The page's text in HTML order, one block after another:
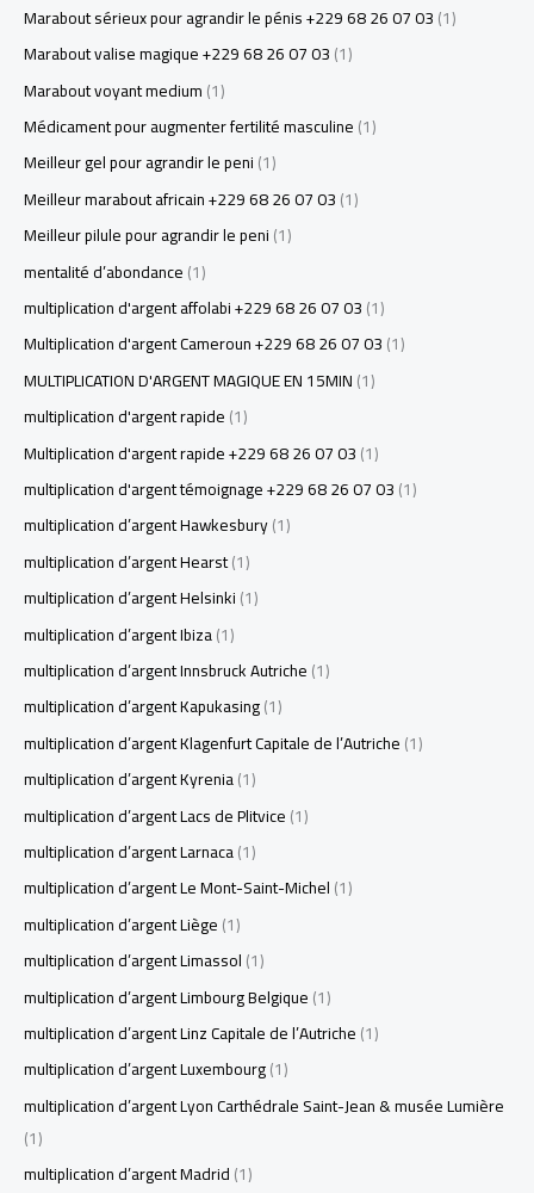
Marabout sérieux pour agrandir le pénis +229 68 26 07 03(1)
Marabout valise magique +229 68 26 07 03(1)
Marabout voyant medium(1)
Médicament pour augmenter fertilité masculine(1)
Meilleur gel pour agrandir le peni(1)
Meilleur marabout africain +229 68 26 07 03(1)
Meilleur pilule pour agrandir le peni(1)
mentalité d’abondance(1)
multiplication d'argent affolabi +229 68 26 07 03(1)
Multiplication d'argent Cameroun +229 68 26 07 03(1)
MULTIPLICATION D'ARGENT MAGIQUE EN 15MIN(1)
multiplication d'argent rapide(1)
Multiplication d'argent rapide +229 68 26 07 03(1)
multiplication d'argent témoignage +229 68 26 07 03(1)
multiplication d’argent Hawkesbury(1)
multiplication d’argent Hearst(1)
multiplication d’argent Helsinki(1)
multiplication d’argent Ibiza(1)
multiplication d’argent Innsbruck Autriche(1)
multiplication d’argent Kapukasing(1)
multiplication d’argent Klagenfurt Capitale de l’Autriche(1)
multiplication d’argent Kyrenia(1)
multiplication d’argent Lacs de Plitvice(1)
multiplication d’argent Larnaca(1)
multiplication d’argent Le Mont-Saint-Michel(1)
multiplication d’argent Liège(1)
multiplication d’argent Limassol(1)
multiplication d’argent Limbourg Belgique(1)
multiplication d’argent Linz Capitale de l’Autriche(1)
multiplication d’argent Luxembourg(1)
multiplication d’argent Lyon Carthédrale Saint-Jean & musée Lumière
(1)
multiplication d’argent Madrid(1)